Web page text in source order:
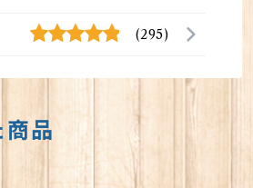
(295)
商品